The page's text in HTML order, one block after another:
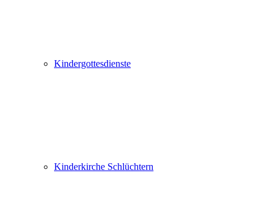
Kindergottesdienste
Kinderkirche Schlüchtern